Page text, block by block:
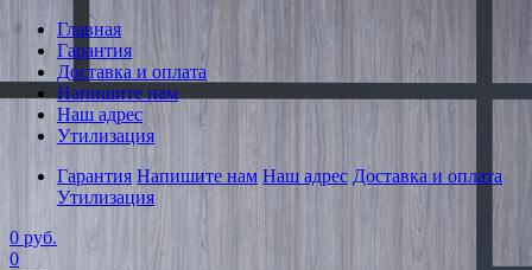
Главная
Гарантия
Доставка и оплата
Напишите нам
Наш адрес
Утилизация
Гарантия Напишите нам Наш адрес Доставка и оплата
Утилизация
0 руб.
0